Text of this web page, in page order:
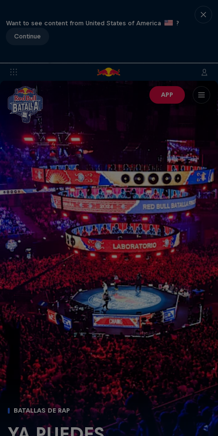
Want to see content from United States of America
?
Continue
APP
BATALLAS DE RAP